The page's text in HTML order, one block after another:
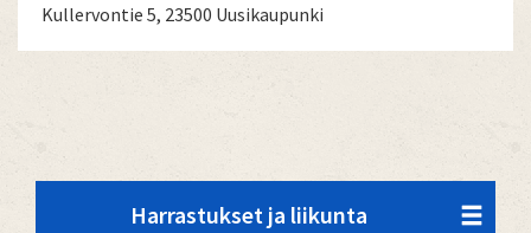
Kullervontie 5, 23500 Uusikaupunki
Harrastukset ja liikunta